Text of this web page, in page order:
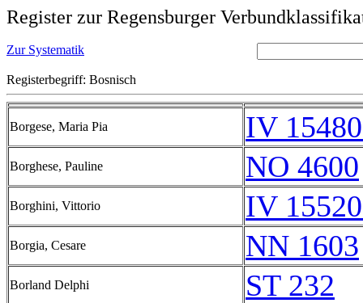
Register zur Regensburger
Zur Systematik
Registerbegriff: Bosnisch
Borgese, Maria Pia IV
Borghese, Pauline NO 4600
Borghini, Vittorio IV
Borgia, Cesare NN 1603
Borland Delphi ST 232